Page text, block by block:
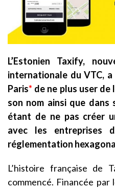
L’Estonien Taxify,
internationale du VTC,
Paris* de ne plus user
son nom ainsi que dans
étant de ne pas créer
avec les entreprises
réglementation
L’histoire française de
commencé. Financée par